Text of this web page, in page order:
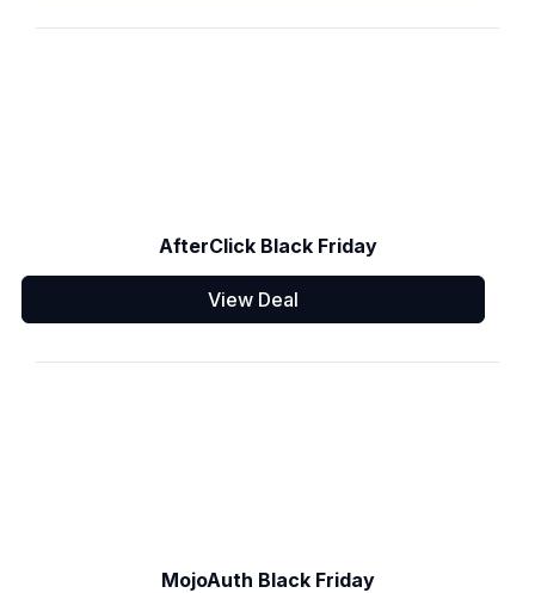
AfterClick Black Friday
View Deal
MojoAuth Black Friday